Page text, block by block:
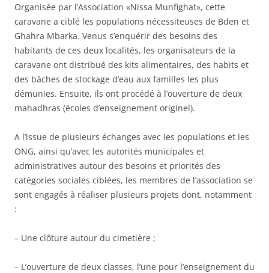
Organisée par l’Association «Nissa Munfighat», cette
caravane a ciblé les populations nécessiteuses de Bden et
Ghahra Mbarka. Venus s’enquérir des besoins des
habitants de ces deux localités, les organisateurs de la
caravane ont distribué des kits alimentaires, des habits et
des bâches de stockage d’eau aux familles les plus
démunies. Ensuite, ils ont procédé à l’ouverture de deux
mahadhras (écoles d’enseignement originel).
A l’issue de plusieurs échanges avec les populations et les
ONG, ainsi qu’avec les autorités municipales et
administratives autour des besoins et priorités des
catégories sociales ciblées, les membres de l’association se
sont engagés à réaliser plusieurs projets dont, notamment
:
– Une clôture autour du cimetière ;
– L’ouverture de deux classes, l’une pour l’enseignement du